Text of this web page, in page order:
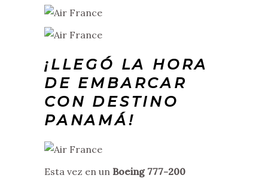
¡LLEGÓ LA HORA
DE EMBARCAR
CON DESTINO
PANAMÁ!
Esta vez en un Boeing 777-200